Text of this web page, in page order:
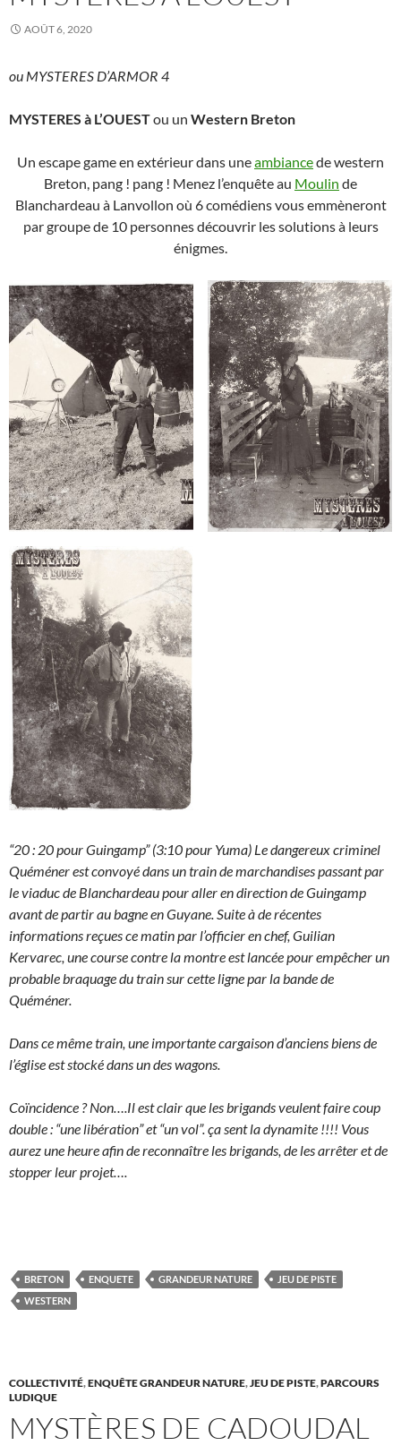
AOÛT 6, 2020
ou MYSTERES D’ARMOR 4
MYSTERES à L’OUESTou un Western Breton
Un escape game en extérieur dans uneambiancede western
Breton, pang ! pang ! Menez l’enquête au Moulin de
Blanchardeau à Lanvollon où 6 comédiens vous emmèneront
par groupe de 10 personnes découvrir les solutions à leurs
énigmes.
“20 : 20 pour Guingamp” (3:10 pour Yuma) Le dangereux criminel
Quéméner est convoyé dans un train de marchandises passant par
le viaduc de Blanchardeau pour aller en direction de Guingamp
avant de partir au bagne en Guyane. Suite à de récentes
informations reçues ce matin par l’officier en chef, Guilian
Kervarec, une course contre la montre est lancée pour empêcher un
probable braquage du train sur cette ligne par la bande de
Quéméner.
Dans ce même train, une importante cargaison d’anciens biens de
l’église est stocké dans un des wagons.
Coïncidence ? Non….Il est clair que les brigands veulent faire coup
double : “une libération” et “un vol”. ça sent la dynamite !!!! Vous
aurez une heure afin de reconnaître les brigands, de les arrêter et de
stopper leur projet….
BRETON ENQUETE GRANDEUR NATURE
JEU DE PISTE
WESTERN
COLLECTIVITÉ,ENQUÊTE GRANDEUR NATURE,JEU DE PISTE,PARCOURS
LUDIQUE
MYSTÈRES DE CADOUDAL